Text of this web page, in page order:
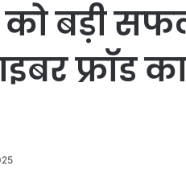
को बड़ी
फ्रॉड